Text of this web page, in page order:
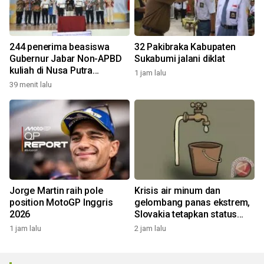
244 penerima beasiswa
Gubernur Jabar Non-APBD
kuliah di Nusa Putra
University
39 menit lalu
32 Pakibraka Kabupaten
Sukabumi jalani diklat
1 jam lalu
Jorge Martin raih pole
position MotoGP Inggris
2026
1 jam lalu
Krisis air minum dan
gelombang panas ekstrem,
Slovakia tetapkan status
darurat
2 jam lalu